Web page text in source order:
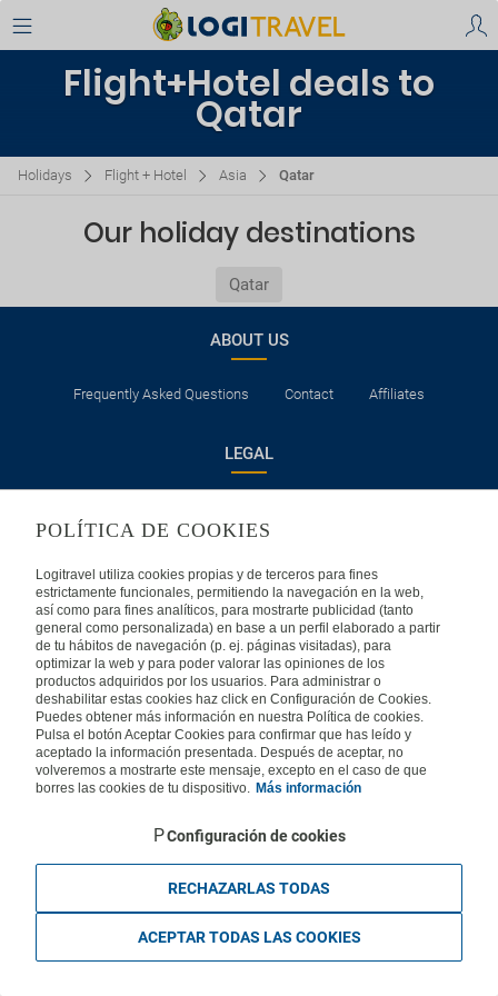
Flight+Hotel deals to
Qatar
Holidays Flight + Hotel Asia Qatar
Our holiday destinations
Qatar
ABOUT US
Frequently Asked Questions Contact Affiliates
LEGAL
INTERNATIONAL
Spain Portugal Italy
Germany Brazil
Mexico
Travelconcept S.L. - Online travel agency with the CI. BAL 471, 2004 - All
rights reserved
Based in Edificio Logitravel, Parcela 3B (Parc Bit) - Ctra. Palma -
POLÍTICA DE COOKIES
Logitravel utiliza cookies propias y de terceros para fines
estrictamente funcionales, permitiendo la navegación en la web,
así como para fines analíticos, para mostrarte publicidad (tanto
general como personalizada) en base a un perfil elaborado a partir
de tu hábitos de navegación (p. ej. páginas visitadas), para
optimizar la web y para poder valorar las opiniones de los
productos adquiridos por los usuarios. Para administrar o
deshabilitar estas cookies haz click en Configuración de Cookies.
Puedes obtener más información en nuestra Política de cookies.
Pulsa el botón Aceptar Cookies para confirmar que has leído y
aceptado la información presentada. Después de aceptar, no
volveremos a mostrarte este mensaje, excepto en el caso de que
borres las cookies de tu dispositivo. Más información
Configuración de cookies
RECHAZARLAS TODAS
ACEPTAR TODAS LAS COOKIES